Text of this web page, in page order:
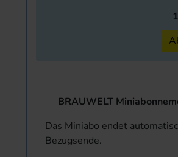
BRAUWELT
Das Miniabo endet
Bezugsende.